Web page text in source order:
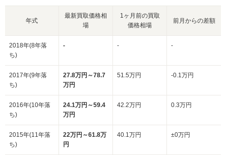
年式
最新買取価格相
場
1ヶ月前の買取
価格相場
前月からの差額
2018年(8年落
ち)
- - -
2017年(9年落
ち)
27.8万円～78.7
万円
51.5万円 -0.1万円
2016年(10年落
ち)
24.1万円～59.4
万円
42.2万円 0.3万円
2015年(11年落
ち)
22万円～61.8万
円
40.1万円 ±0万円